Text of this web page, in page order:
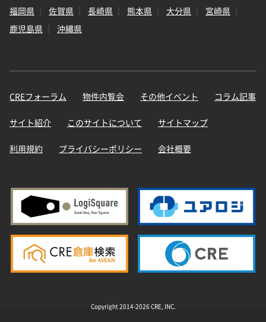
福岡県
佐賀県 長崎県 熊本県 大分県
宮崎県
鹿児島県
沖縄県
CREフォーラム 物件内覧会 その他イベント コラム記事
サイト紹介 このサイトについて サイトマップ
利用規約 プライバシーポリシー 会社概要
Copyright 2014-2026 CRE, INC.